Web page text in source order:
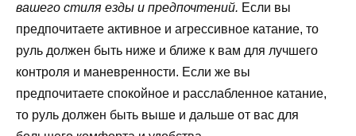
вашего стиля езды и предпочтений. Если вы
предпочитаете активное и агрессивное катание, то
руль должен быть ниже и ближе к вам для лучшего
контроля и маневренности. Если же вы
предпочитаете спокойное и расслабленное катание,
то руль должен быть выше и дальше от вас для